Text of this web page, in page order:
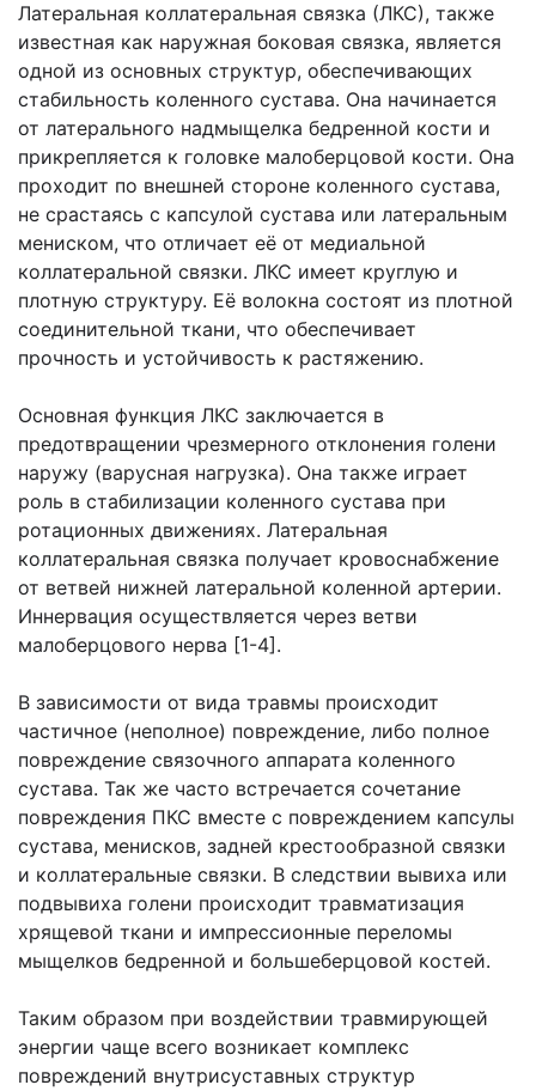
Латеральная коллатеральная связка (ЛКС), также
известная как наружная боковая связка, является
одной из основных структур, обеспечивающих
стабильность коленного сустава. Она начинается
от латерального надмыщелка бедренной кости и
прикрепляется к головке малоберцовой кости. Она
проходит по внешней стороне коленного сустава,
не срастаясь с капсулой сустава или латеральным
мениском, что отличает её от медиальной
коллатеральной связки. ЛКС имеет круглую и
плотную структуру. Её волокна состоят из плотной
соединительной ткани, что обеспечивает
прочность и устойчивость к растяжению.
Основная функция ЛКС заключается в
предотвращении чрезмерного отклонения голени
наружу (варусная нагрузка). Она также играет
роль в стабилизации коленного сустава при
ротационных движениях. Латеральная
коллатеральная связка получает кровоснабжение
от ветвей нижней латеральной коленной артерии.
Иннервация осуществляется через ветви
малоберцового нерва [1-4].
В зависимости от вида травмы происходит
частичное (неполное) повреждение, либо полное
повреждение связочного аппарата коленного
сустава. Так же часто встречается сочетание
повреждения ПКС вместе с повреждением капсулы
сустава, менисков, задней крестообразной связки
и коллатеральные связки. В следствии вывиха или
подвывиха голени происходит травматизация
хрящевой ткани и импрессионные переломы
мыщелков бедренной и большеберцовой костей.
Таким образом при воздействии травмирующей
энергии чаще всего возникает комплекс
повреждений внутрисуставных структур